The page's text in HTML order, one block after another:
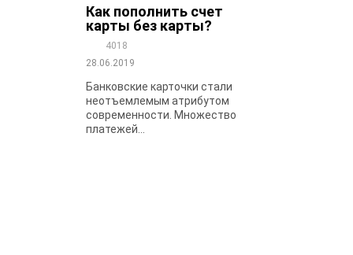
Как пополнить счет
карты без карты?
4018
28.06.2019
Банковские карточки стали
неотъемлемым атрибутом
современности. Множество
платежей...